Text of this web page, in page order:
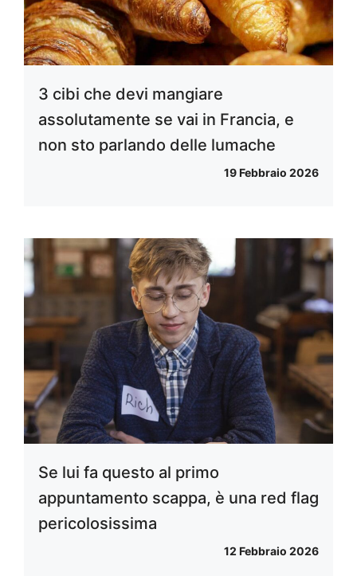
3 cibi che devi mangiare
assolutamente se vai in Francia, e
non sto parlando delle lumache
19 Febbraio 2026
Se lui fa questo al primo
appuntamento scappa, è una red flag
pericolosissima
12 Febbraio 2026